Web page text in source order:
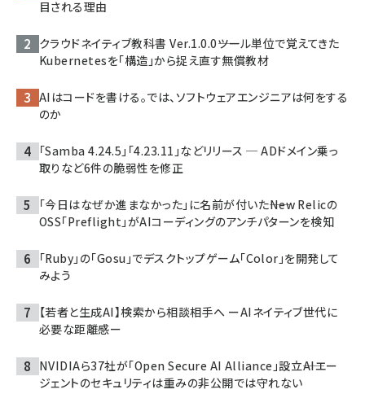
目される理由
クラウドネイティブ教科書 Ver.1.0.0――ツール単位で覚えてきた
Kubernetesを「構造」から捉え直す無償教材
AIはコードを書ける。では、ソフトウェアエンジニアは何をする
のか
「Samba 4.24.5」「4.23.11」などリリース ─ ADドメイン乗っ
取りなど6件の脆弱性を修正
「今日はなぜか進まなかった」に名前が付いた――New Relicの
OSS「Preflight」がAIコーディングのアンチパターンを検知
「Ruby」の「Gosu」でデスクトップゲーム「Color」を開発して
みよう
【若者と生成AI】検索から相談相手へ ーAIネイティブ世代に
必要な距離感ー
NVIDIAら37社が「Open Secure AI Alliance」設立――AIエー
ジェントのセキュリティは重みの非公開では守れない